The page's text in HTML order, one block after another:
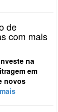
de
com mais
na
em
novos